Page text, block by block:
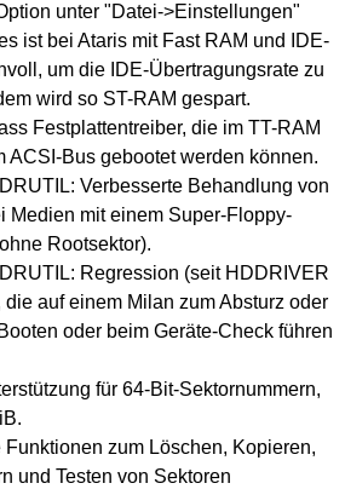
unter "Datei->Einstellungen"
ist bei Ataris mit Fast RAM und IDE-
um die IDE-Übertragungsrate zu
wird so ST-RAM gespart.
Festplattentreiber, die im TT-RAM
ACSI-Bus gebootet werden können.
Verbesserte Behandlung von
Medien mit einem Super-Floppy-
Rootsektor).
Regression (seit HDDRIVER
die auf einem Milan zum Absturz oder
oder beim Geräte-Check führen
für 64-Bit-Sektornummern,
zum Löschen, Kopieren,
und Testen von Sektoren